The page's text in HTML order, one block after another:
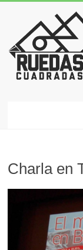
Charla en